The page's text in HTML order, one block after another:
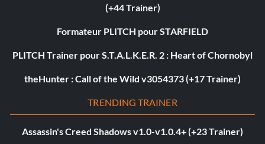
(+44 Trainer)
Formateur PLITCH pour STARFIELD
PLITCH Trainer pour S.T.A.L.K.E.R. 2 : Heart of Chornobyl
theHunter : Call of the Wild v3054373 (+17 Trainer)
TRENDING TRAINER
Assassin's Creed Shadows v1.0-v1.0.4+ (+23 Trainer)